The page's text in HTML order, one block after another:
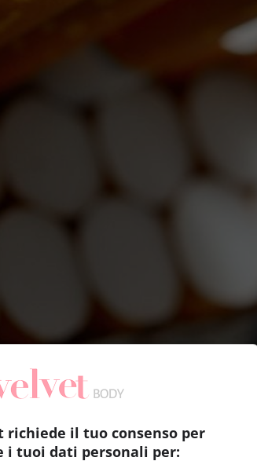
richiede il tuo consenso per
i tuoi dati personali per: